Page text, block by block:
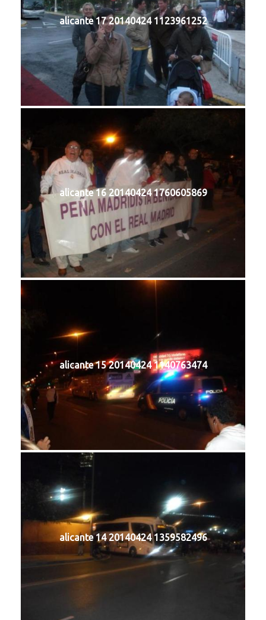
alicante 17 20140424 1123961252
alicante 16 20140424 1760605869
alicante 15 20140424 1140763474
alicante 14 20140424 1359582496